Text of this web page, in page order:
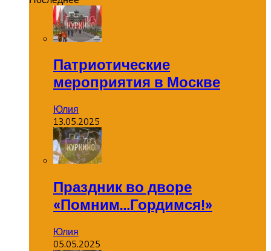
Патриотические
мероприятия в Москве
Юлия
13.05.2025
Праздник во дворе
«Помним…Гордимся!»
Юлия
05.05.2025